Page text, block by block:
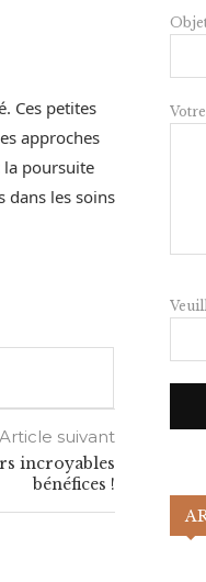
Ces petites
approches
la poursuite
dans les soins
Article suivant
incroyables
bénéfices !